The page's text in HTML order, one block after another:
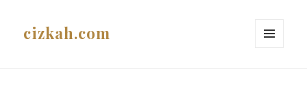
cizkah.com